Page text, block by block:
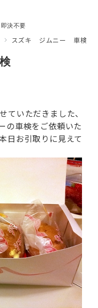
決不要
スズキ ジムニー 車検
ていただきました、
の車検をご依頼いた
日お引取りに見えて